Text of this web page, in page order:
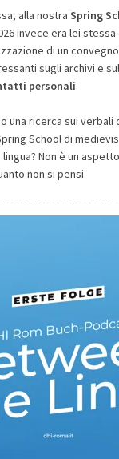
alla nostra Spring
invece era lei
di un
sugli archivi e
personali.
una ricerca sui verbali
School di
lingua? Non è un
non si pensi.